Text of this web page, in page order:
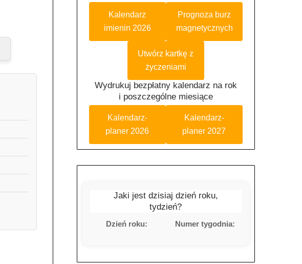
Kalendarz
imienin 2026
Prognoza burz
magnetycznych
Utwórz kartkę z
życzeniami
Wydrukuj bezpłatny kalendarz na rok
i poszczególne miesiące
Kalendarz-
planer 2026
Kalendarz-
planer 2027
Jaki jest dzisiaj dzień roku,
tydzień?
Dzień roku: Numer tygodnia: